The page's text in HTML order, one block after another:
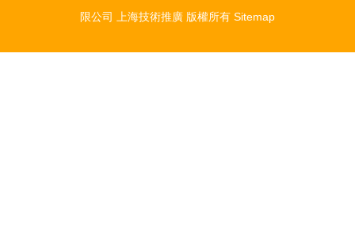
限公司
上海技術推廣 版權所有 Sitemap